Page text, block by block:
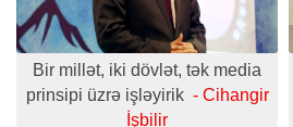
Bir millət, iki dövlət, tək media
prinsipi üzrə işləyirik - Cihangir
İşbilir